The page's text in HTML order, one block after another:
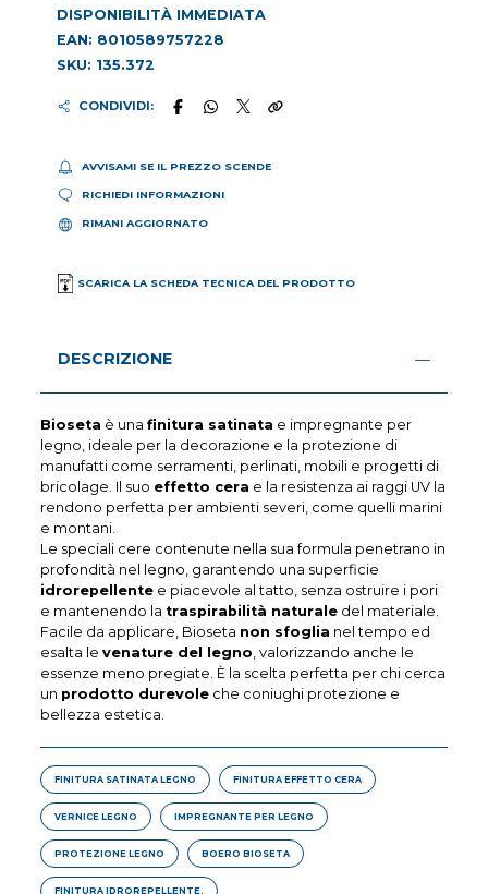
DISPONIBILITÀ IMMEDIATA
EAN: 8010589757228
SKU: 135.372
CONDIVIDI:
AVVISAMI SE IL PREZZO SCENDE
RICHIEDI INFORMAZIONI
RIMANI AGGIORNATO
SCARICA LA SCHEDA TECNICA DEL PRODOTTO
DESCRIZIONE
Bioseta è unafinitura satinata e impregnante per
legno, ideale per la decorazione e la protezione di
manufatti come serramenti, perlinati, mobili e progetti di
bricolage. Il suo effetto cera e la resistenza ai raggi UV la
rendono perfetta per ambienti severi, come quelli marini
e montani.
Le speciali cere contenute nella sua formula penetrano in
profondità nel legno, garantendo una superficie
idrorepellente e piacevole al tatto, senza ostruire i pori
e mantenendo la traspirabilità naturale del materiale.
Facile da applicare, Bioseta non sfoglia nel tempo ed
esalta levenature del legno , valorizzando anche le
essenze meno pregiate. È la scelta perfetta per chi cerca
un prodotto durevole che coniughi protezione e
bellezza estetica.
FINITURA SATINATA LEGNO FINITURA EFFETTO CERA
VERNICE LEGNO IMPREGNANTE PER LEGNO
PROTEZIONE LEGNO BOERO BIOSETA
FINITURA IDROREPELLENTE.